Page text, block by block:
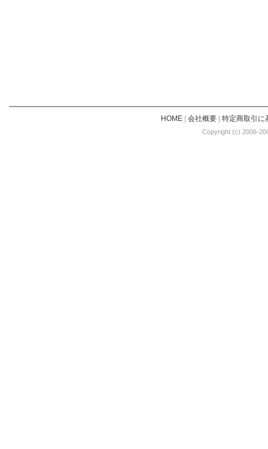
HOME| 会社概要| 特定商取引に
Copyright (c) 2006-